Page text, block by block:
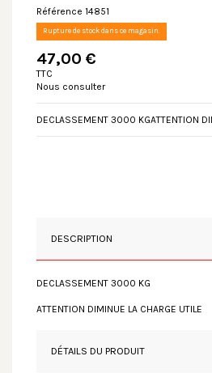
Référence 14851
Rupture de stock dans ce magasin.
47,00 €
TTC
Nous consulter
DECLASSEMENT 3000 KGATTENTION
DESCRIPTION
DECLASSEMENT 3000 KG
ATTENTION DIMINUE LA CHARGE UTILE
DÉTAILS DU PRODUIT